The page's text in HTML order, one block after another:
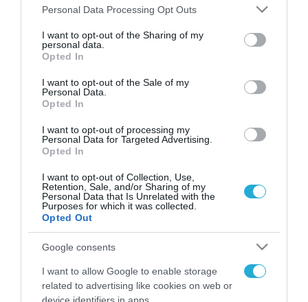
Please note that this website/app uses one or more Google
not limited to your visit or usage behaviour. You may click to
grant or deny consent to Google and its third-party tags to
use your data for below specified purposes in below Google
consent section.
Personal Data Processing Opt Outs
I want to opt-out of the Sharing of my
personal data.
Opted In
I want to opt-out of the Sale of my
Personal Data.
Opted In
I want to opt-out of processing my
Personal Data for Targeted Advertising.
Opted In
I want to opt-out of Collection, Use,
Retention, Sale, and/or Sharing of my
Personal Data that Is Unrelated with the
Purposes for which it was collected.
Opted Out
Google consents
I want to allow Google to enable storage
related to advertising like cookies on web or
FOCUS ON
09.08.2026 | 15:02
Η Τουρκία συζητά την ένταξη και
της Αιγύπτου στην στρατιωτική
09.08.2026